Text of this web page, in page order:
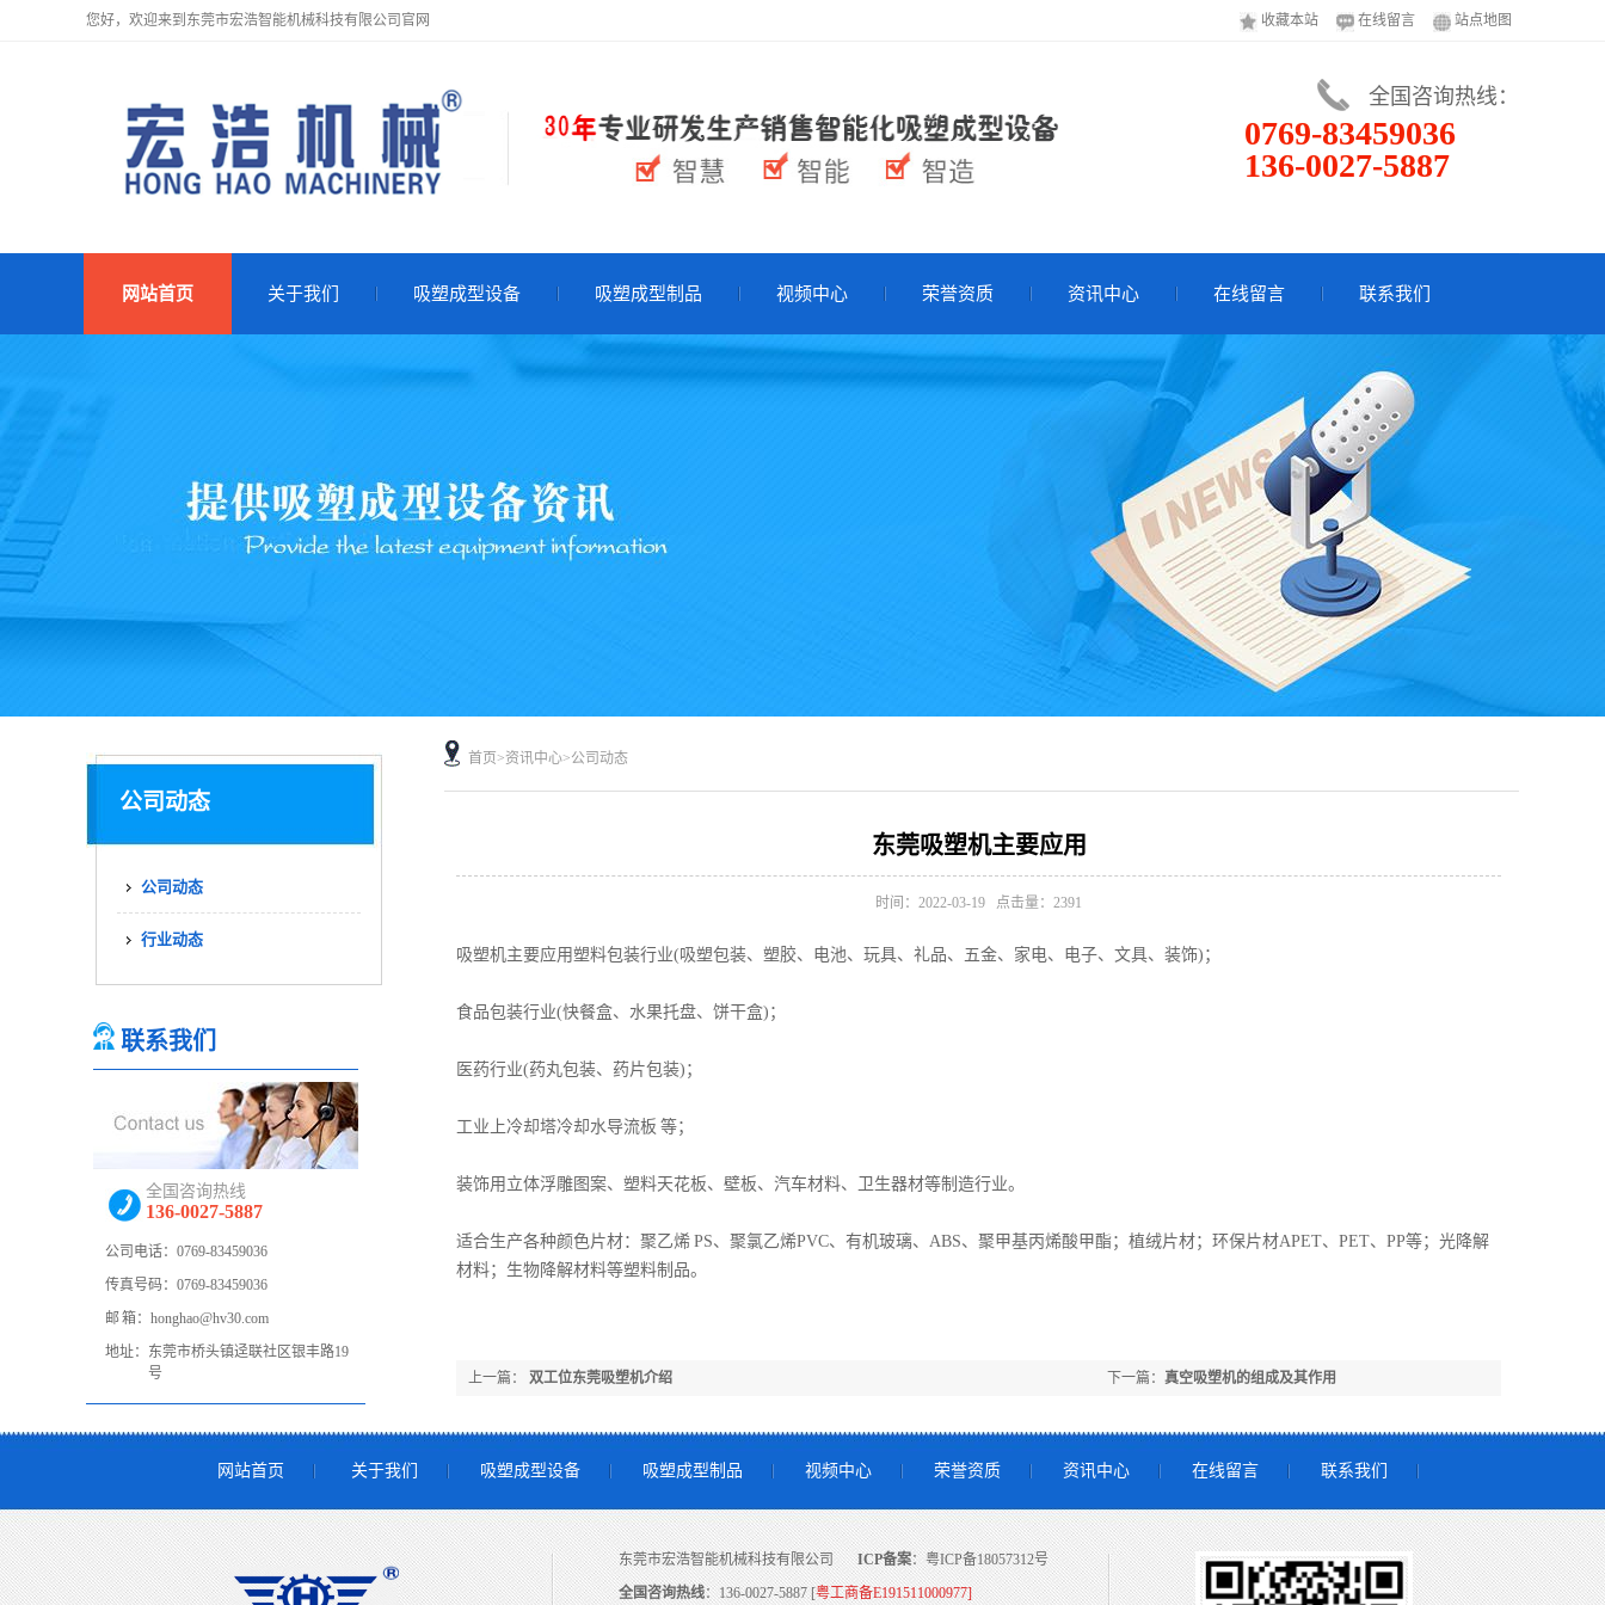
收藏本站 在线留言 站点地图
您好，欢迎来到东莞市宏浩智能机械科技有限公司官网
全国咨询热线：
0769-83459036
136-0027-5887
网站首页 关于我们 吸塑成型设备 吸塑成型制品 视频中心 荣誉资质 资讯中心 在线留言 联系我们
首页 >资讯中心>公司动态
东莞吸塑机主要应用
时间：2022-03-19 点击量： 2391
吸塑机主要应用塑料包装行业(吸塑包装、塑胶、电池、玩具、礼品、五金、家电、电子、文具、装饰)；
食品包装行业(快餐盒、水果托盘、饼干盒)；
医药行业(药丸包装、药片包装)；
工业上冷却塔冷却水导流板 等；
装饰用立体浮雕图案、塑料天花板、壁板、汽车材料、卫生器材等制造行业。
适合生产各种颜色片材：聚乙烯 PS、聚氯乙烯PVC、有机玻璃、ABS、聚甲基丙烯酸甲酯；植绒片材；环保片材APET、PET、PP等；光降解
材料；生物降解材料等塑料制品。
下一篇： 真空吸塑机的组成及其作用
上一篇： 双工位东莞吸塑机介绍
公司动态
公司动态
行业动态
联系我们
全国咨询热线
136-0027-5887
公司电话：0769-83459036
传真号码：0769-83459036
邮 箱：honghao@hv30.com
地址： 东莞市桥头镇迳联社区银丰路19
号
网站首页 关于我们 吸塑成型设备 吸塑成型制品 视频中心 荣誉资质 资讯中心 在线留言 联系我们
东莞市宏浩智能机械科技有限公司 ICP备案：粤ICP备18057312号
全国咨询热线：136-0027-5887 [粤工商备E191511000977]